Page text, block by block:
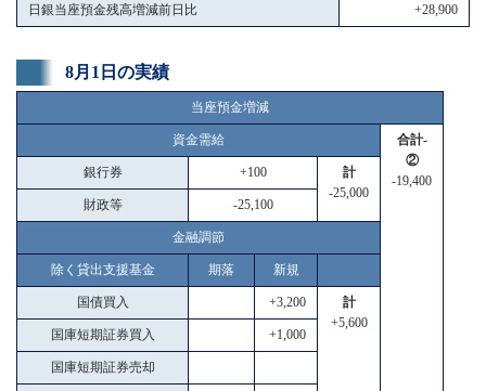
日銀当座預金残高増減前日比 +28,900
8月1日の実績
当座預金増減
資金需給
合計-
②
-19,400
銀行券 +100
計
-25,000
財政等 -25,100
金融調節
除く貸出支援基金 期落 新規
国債買入 +3,200
計
+5,600
国庫短期証券買入 +1,000
国庫短期証券売却